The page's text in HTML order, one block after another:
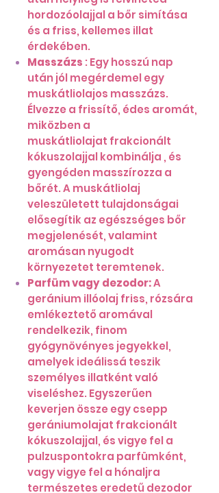
hordozóolajjal a bőr simítása
és a friss, kellemes illat
érdekében.
Masszázs : Egy hosszú nap
után jól megérdemel egy
muskátliolajos masszázs.
Élvezze a frissítő, édes aromát,
miközben a
muskátliolajat frakcionált
kókuszolajjal kombinálja , és
gyengéden masszírozza a
bőrét. A muskátliolaj
veleszületett tulajdonságai
elősegítik az egészséges bőr
megjelenését, valamint
aromásan nyugodt
környezetet teremtenek.
Parfüm vagy dezodor:A
geránium illóolaj friss, rózsára
emlékeztető aromával
rendelkezik, finom
gyógynövényes jegyekkel,
amelyek ideálissá teszik
személyes illatként való
viseléshez. Egyszerűen
keverjen össze egy csepp
gerániumolajat frakcionált
kókuszolajjal, és vigye fel a
pulzuspontokra parfümként,
vagy vigye fel a hónaljra
természetes eredetű dezodor